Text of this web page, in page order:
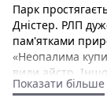
Парк
Дністер. РЛП
пам'ятками
«Неопалима
види айстр.
листовик» (0,5
Показати більше